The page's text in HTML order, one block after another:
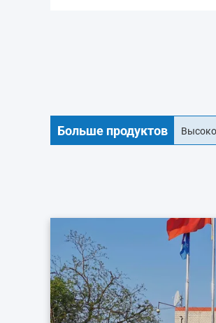
Больше продуктов 18мм